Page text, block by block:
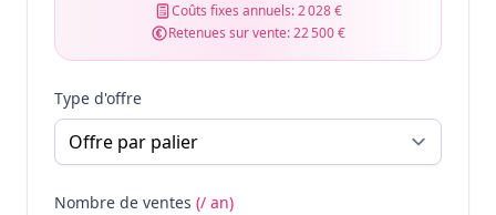
Coûts fixes annuels:2 028 €
Retenues sur vente:22 500 €
Type d'offre
Nombre de ventes (/ an)